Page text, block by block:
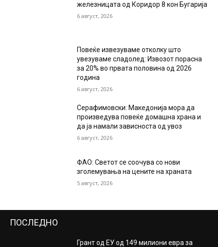
железницата од Коридор 8 кон Бугарија
6 август, 2026
Повеќе извезуваме отколку што
увезуваме сладолед: Извозот порасна
за 20% во првата половина од 2026
година
6 август, 2026
Серафимовски: Македонија мора да
произведува повеќе домашна храна и
да ја намали зависноста од увоз
6 август, 2026
ФАО: Светот се соочува со нови
зголемувања на цените на храната
5 август, 2026
ПОСЛЕДНО
Грант од ЕУ од 149 милиони евра за